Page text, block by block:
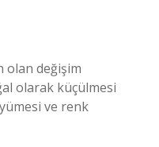
olan değişim
olarak küçülmesi
ve renk